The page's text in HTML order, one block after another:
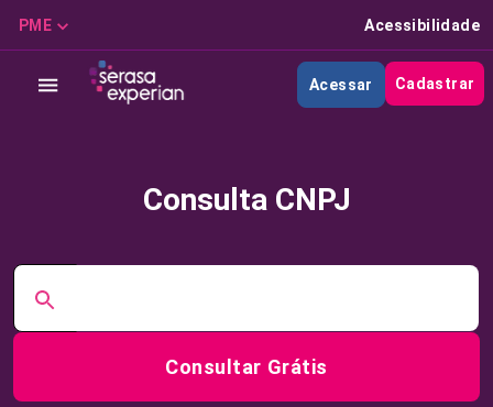
PME Acessibilidade
Acessar Cadastrar
Consulta CNPJ
Consultar Grátis